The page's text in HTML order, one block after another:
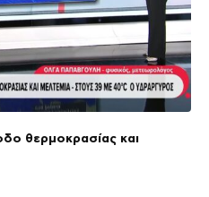
θερμοκρασίας και